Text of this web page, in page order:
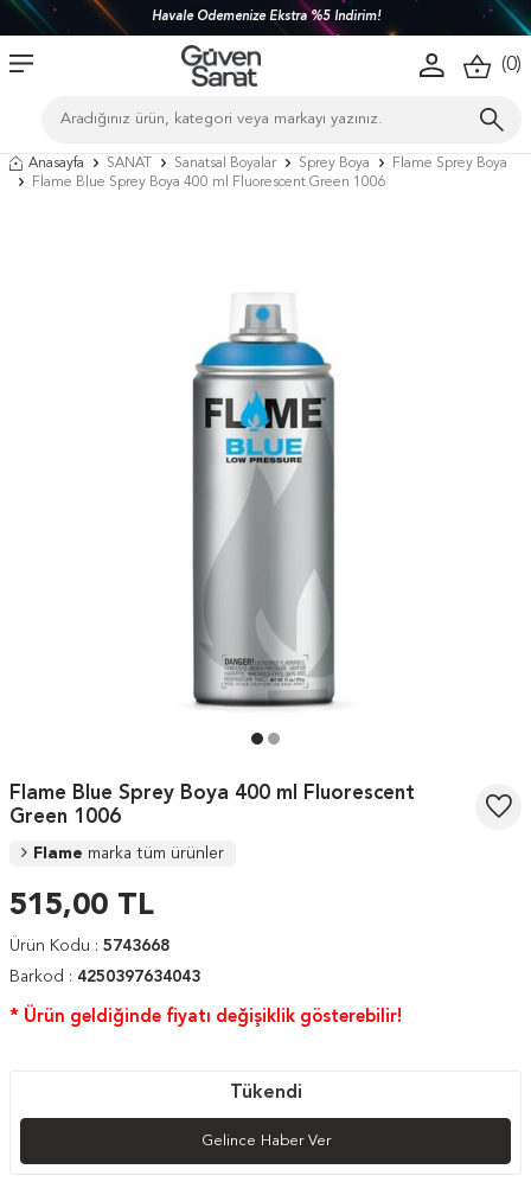
Havale Ödemenize Ekstra %5 İndirim!
(0)
Anasayfa SANAT Sanatsal Boyalar Sprey Boya
Flame Sprey Boya
Flame Blue Sprey Boya 400 ml Fluorescent Green 1006
Flame Blue Sprey Boya 400 ml Fluorescent
Green 1006
Flame marka tüm ürünler
515,00 TL
Ürün Kodu : 5743668
Barkod : 4250397634043
* Ürün geldiğinde fiyatı değişiklik gösterebilir!
Tükendi
Gelince Haber Ver